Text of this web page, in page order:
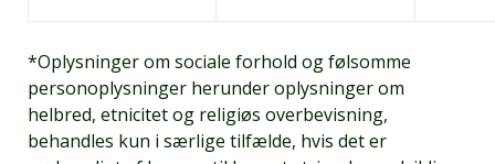
*Oplysninger om sociale forhold og følsomme
personoplysninger herunder oplysninger om
helbred, etnicitet og religiøs overbevisning,
behandles kun i særlige tilfælde, hvis det er